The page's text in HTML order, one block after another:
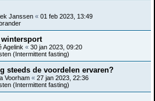
Janssen « 01 feb 2023, 13:49
Agelink « 30 jan 2023, 09:20
(Intermittent fasting)
steeds de voordelen ervaren?
Voorham « 27 jan 2023, 22:36
(Intermittent fasting)